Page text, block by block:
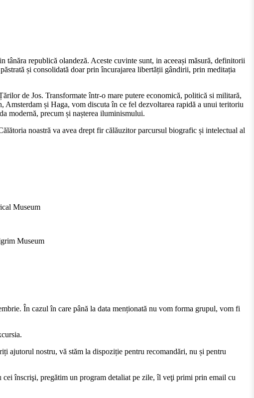
republică olandeză. Aceste cuvinte sunt, in aceeași măsură, definitorii
și consolidată doar prin încurajarea libertății gândirii, prin meditația
de Jos. Transformate într-o mare putere economică, politică si militară,
și Haga, vom discuta în ce fel dezvoltarea rapidă a unui teritoriu
modernă, precum și nașterea iluminismului.
noastră va avea drept fir călăuzitor parcursul biografic și intelectual al
Museum
Museum
În cazul în care până la data menționată nu vom forma grupul, vom fi
ajutorul nostru, vă stăm la dispoziție pentru recomandări, nu și pentru
înscrişi, pregătim un program detaliat pe zile, îl veţi primi prin email cu